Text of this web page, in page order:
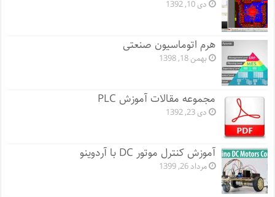
دی 10, 1392
هرم اتوماسیون صنعتی
بهمن 18, 1398
مجموعه مقالات آموزش PLC
دی 23, 1392
آموزش کنترل موتور DC با آردوینو
مرداد 26, 1399